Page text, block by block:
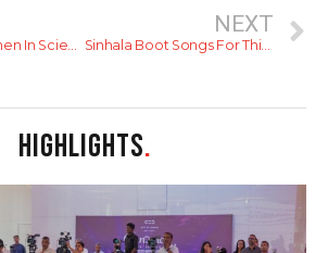
Sri Lankan Women In Science
NEXT
Sinhala Boot Songs For This Valentine’s
HIGHLIGHTS.